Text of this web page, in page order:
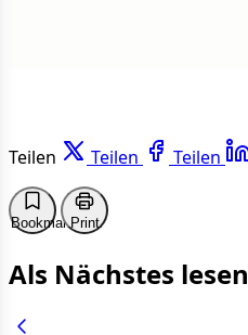
Teilen Teilen Teilen
BookmarkPrint
Als Nächstes lesen